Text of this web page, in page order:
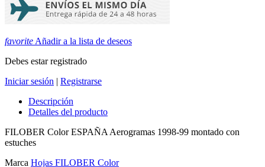
favorite Añadir a la lista de deseos
Debes estar registrado
Iniciar sesión | Registrarse
Descripción
Detalles del producto
FILOBER Color ESPAÑA Aerogramas 1998-99 montado con
estuches
Marca Hojas FILOBER Color